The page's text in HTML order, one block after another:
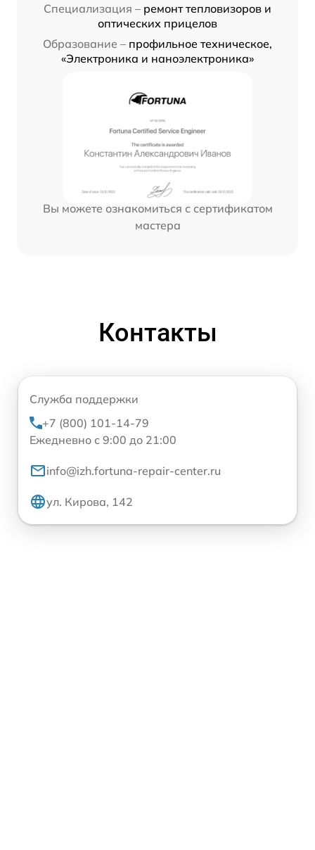
Специализация – ремонт тепловизоров и
оптических прицелов
Образование – профильное техническое,
«Электроника и наноэлектроника»
Вы можете ознакомиться с сертификатом
мастера
Контакты
Служба поддержки
+7 (800) 101-14-79
Ежедневно с 9:00 до 21:00
info@izh.fortuna-repair-center.ru
ул. Кирова, 142